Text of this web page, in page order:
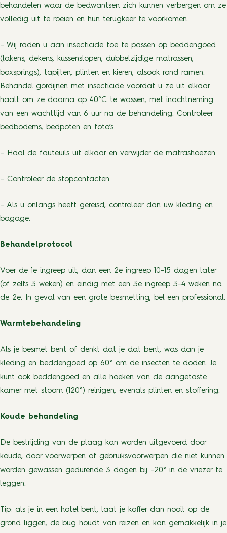
behandelen waar de bedwantsen zich kunnen verbergen om ze
volledig uit te roeien en hun terugkeer te voorkomen.
– Wij raden u aan insecticide toe te passen op beddengoed
(lakens, dekens, kussenslopen, dubbelzijdige matrassen,
boxsprings), tapijten, plinten en kieren, alsook rond ramen.
Behandel gordijnen met insecticide voordat u ze uit elkaar
haalt om ze daarna op 40°C te wassen, met inachtneming
van een wachttijd van 6 uur na de behandeling. Controleer
bedbodems, bedpoten en foto’s.
– Haal de fauteuils uit elkaar en verwijder de matrashoezen.
– Controleer de stopcontacten.
– Als u onlangs heeft gereisd, controleer dan uw kleding en
bagage.
Behandelprotocol
Voer de 1e ingreep uit, dan een 2e ingreep 10-15 dagen later
(of zelfs 3 weken) en eindig met een 3e ingreep 3-4 weken na
de 2e. In geval van een grote besmetting, bel een professional.
Warmtebehandeling
Als je besmet bent of denkt dat je dat bent, was dan je
kleding en beddengoed op 60° om de insecten te doden. Je
kunt ook beddengoed en alle hoeken van de aangetaste
kamer met stoom (120°) reinigen, evenals plinten en stoffering.
Koude behandeling
De bestrijding van de plaag kan worden uitgevoerd door
koude, door voorwerpen of gebruiksvoorwerpen die niet kunnen
worden gewassen gedurende 3 dagen bij -20° in de vriezer te
leggen.
Tip: als je in een hotel bent, laat je koffer dan nooit op de
grond liggen, de bug houdt van reizen en kan gemakkelijk in je